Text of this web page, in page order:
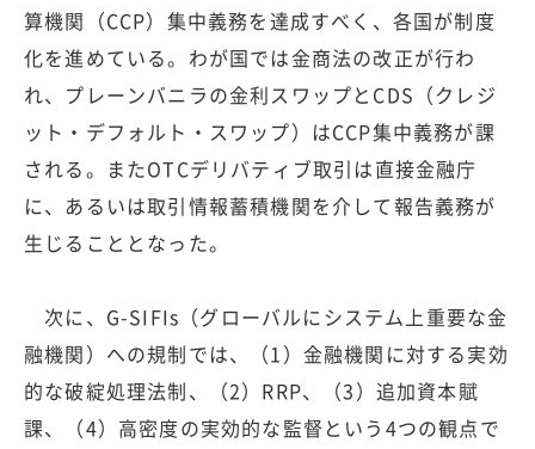
算機関（CCP）集中義務を達成すべく、各国が制度
化を進めている。わが国では金商法の改正が行わ
れ、プレーンバニラの金利スワップとCDS（クレジ
ット・デフォルト・スワップ）はCCP集中義務が課
される。またOTCデリバティブ取引は直接金融庁
に、あるいは取引情報蓄積機関を介して報告義務が
生じることとなった。
次に、G-SIFIs（グローバルにシステム上重要な金
融機関）への規制では、（1）金融機関に対する実効
的な破綻処理法制、（2）RRP、（3）追加資本賦
課、（4）高密度の実効的な監督という4つの観点で